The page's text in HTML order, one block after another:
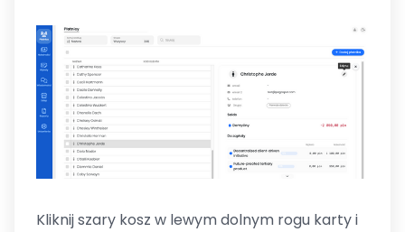
Kliknij szary kosz w lewym dolnym rogu karty i